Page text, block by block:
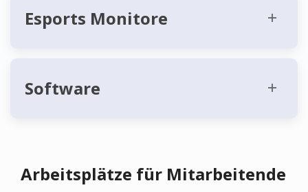
Esports Monitore
Software
Arbeitsplätze für Mitarbeitende